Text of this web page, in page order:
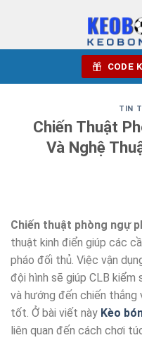
CODE
TIN
Chiến Thuật
Và Nghệ
Chiến thuật phòng ngự
thuật kinh điển giúp các
pháo đối thủ. Việc vận
đội hình sẽ giúp CLB
và hướng đến chiến
tốt. Ở bài viết này Kèo
liên quan đến cách chơi